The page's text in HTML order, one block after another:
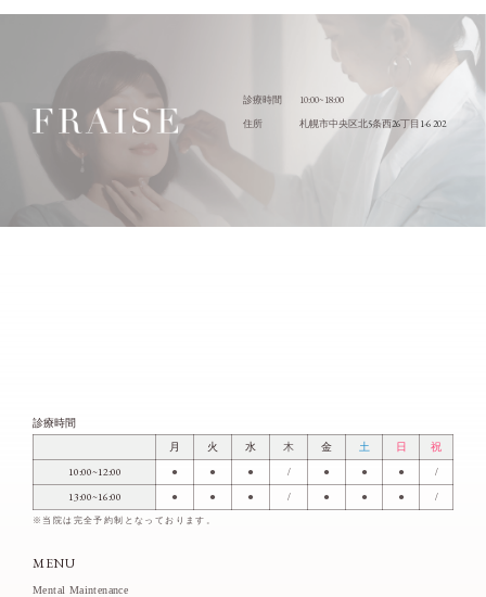
診療時間 10:00~18:00
住所 札幌市中央区北5条西26丁目 1-6 202
診療時間
月
火 水 木 金 土 日 祝
10:00~12:00 ● ● ● / ● ● ● /
13:00~16:00 ● ● ● / ● ● ● /
※当院は完全予約制となっております。
MENU
Mental Maintenance